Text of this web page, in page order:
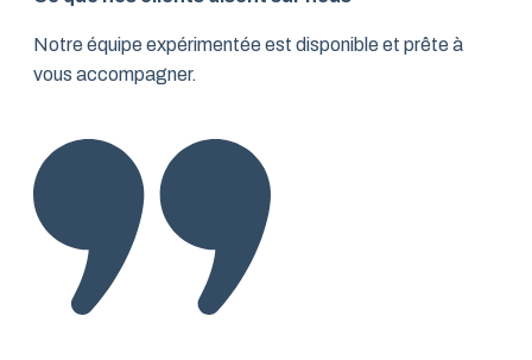
Notre équipe expérimentée est disponible et prête à
vous accompagner.